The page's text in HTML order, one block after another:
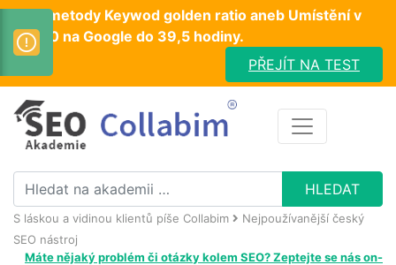
Test metody Keywod golden ratio aneb Umístění v
TOP10 na Google do 39,5 hodiny.
PŘEJÍT NA TEST
S láskou a vidinou klientů píše Collabim
Nejpoužívanější český
SEO nástroj
Máte nějaký problém či otázky kolem SEO? Zeptejte se nás on-